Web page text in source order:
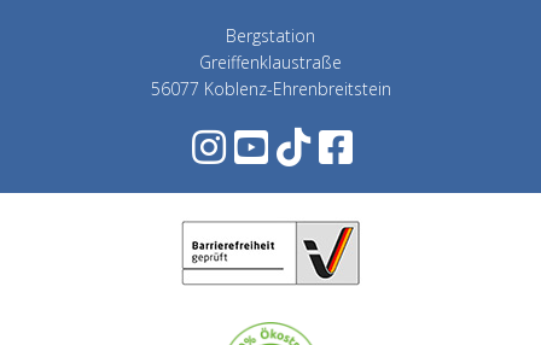
Bergstation
Greiffenklaustraße
56077 Koblenz-Ehrenbreitstein